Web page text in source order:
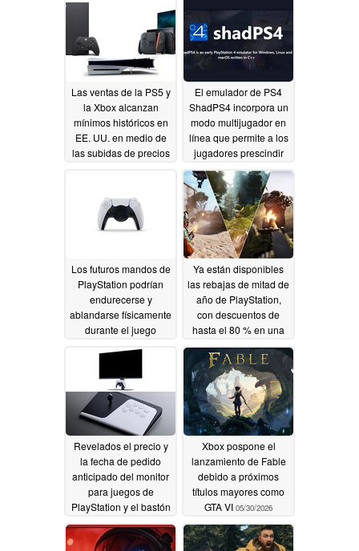
Las ventas de la PS5 y
la Xbox alcanzan
mínimos históricos en
EE. UU. en medio de
las subidas de precios
2 sale reforzada
06/29/2026
El emulador de PS4
ShadPS4 incorpora un
modo multijugador en
línea que permite a los
jugadores prescindir
de la PSN06/27/2026
Los futuros mandos de
PlayStation podrían
endurecerse y
ablandarse físicamente
durante el juego
Ya están disponibles
las rebajas de mitad de
año de PlayStation,
con descuentos de
hasta el 80 % en una
selección de juegos
06/13/2026
Revelados el precio y
la fecha de pedido
anticipado del monitor
para juegos de
PlayStation y el bastón
de combate FlexStrike
06/02/2026
Xbox pospone el
lanzamiento de Fable
debido a próximos
títulos mayores como
GTA VI 05/30/2026